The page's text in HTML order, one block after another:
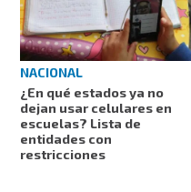
NACIONAL
¿En qué estados ya no
dejan usar celulares en
escuelas? Lista de
entidades con
restricciones